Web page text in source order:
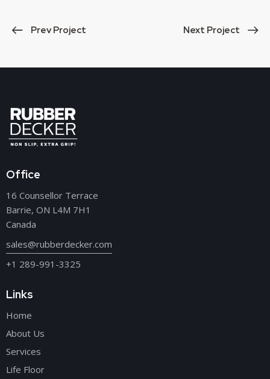
Prev Project Next Project
Office
16 Counsellor Terrace
Barrie, ON L4M 7H1
Canada
sales@rubberdecker.com
+1 289-991-3325
Links
Home
About Us
Services
Life Floor